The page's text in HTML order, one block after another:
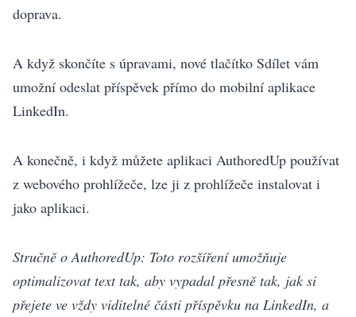
doprava.
A když skončíte s úpravami, nové tlačítko Sdílet vám
umožní odeslat příspěvek přímo do mobilní aplikace
LinkedIn.
A konečně, i když můžete aplikaci AuthoredUp používat
z webového prohlížeče, lze ji z prohlížeče instalovat i
jako aplikaci.
Stručně o AuthoredUp: Toto rozšíření umožňuje
optimalizovat text tak, aby vypadal přesně tak, jak si
přejete ve vždy viditelné části příspěvku na LinkedIn, a